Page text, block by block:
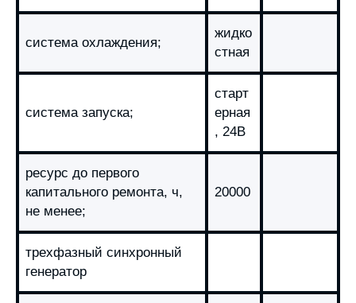
система охлаждения;
жидко
стная
система запуска;
старт
ерная
, 24В
ресурс до первого
капитального ремонта, ч,
не менее;
20000
трехфазный синхронный
генератор